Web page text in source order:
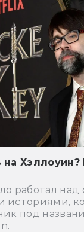
на
работал
историями,
под